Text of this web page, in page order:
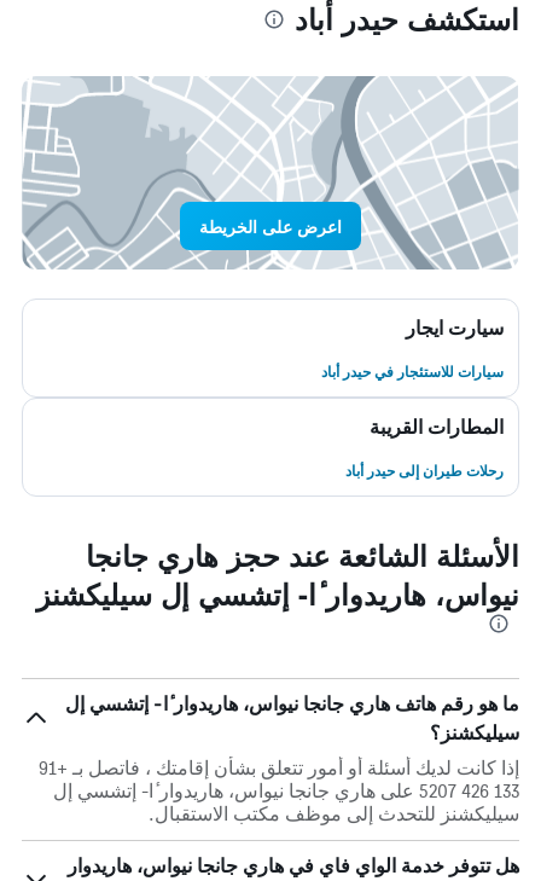
استكشف حيدر أباد
اعرض على الخريطة
سيارت ايجار
سيارات للاستئجار في حيدر أباد
المطارات القريبة
رحلات طيران إلى حيدر أباد
الأسئلة الشائعة عند حجز هاري جانجا
نيواس، هاريدوار ٔا- إتشسي إل سيليكشنز
ما هو رقم هاتف هاري جانجا نيواس، هاريدوار ٔا- إتشسي إل
سيليكشنز؟
إذا كانت لديك أسئلة أو أمور تتعلق بشأن إقامتك ، فاتصل بـ +91
133 426 5207 على هاري جانجا نيواس، هاريدوار ٔا- إتشسي إل
سيليكشنز للتحدث إلى موظف مكتب الاستقبال.
هل تتوفر خدمة الواي فاي في هاري جانجا نيواس، هاريدوار